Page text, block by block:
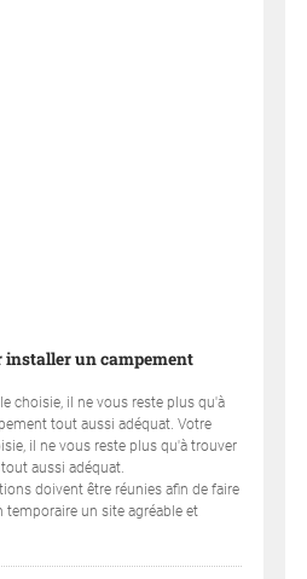
installer un campement
choisie, il ne vous reste plus qu'à
tout aussi adéquat. Votre
il ne vous reste plus qu'à trouver
aussi adéquat.
doivent être réunies afin de faire
temporaire un site agréable et